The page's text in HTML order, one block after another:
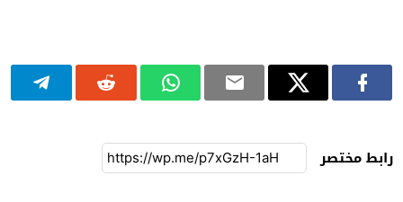
رابط مختصر